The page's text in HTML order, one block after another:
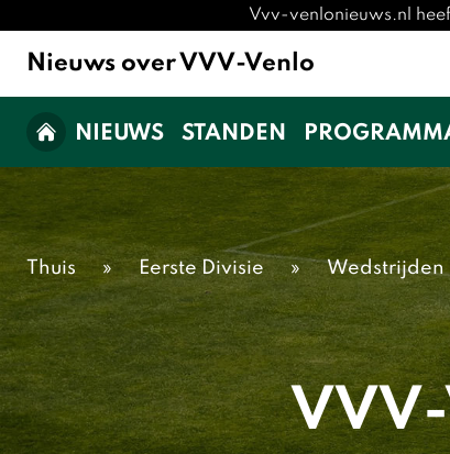
Vvv-venlonieuws.nl
Nieuws over VVV-Venlo
NIEUWS STANDEN
Thuis » Eerste Divisie » Wedstrijden